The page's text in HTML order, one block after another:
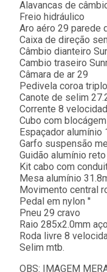
Alavancas de
Freio hidráulico
Aro aéro 29 parede
Caixa de direção
Câmbio dianteiro
Cambio traseiro
Câmara de ar 29
Pedivela coroa
Canote de selim
Corrente 8
Cubo com blocágem
Espaçador alumínio
Garfo suspensão
Guidão alumínio
Kit cabo com
Mesa alumínio
Movimento central
Pedal em nylon ''
Pneu 29 cravo
Raio 285x2.0mm
Roda livre 8
Selim mtb.
OBS: IMAGEM